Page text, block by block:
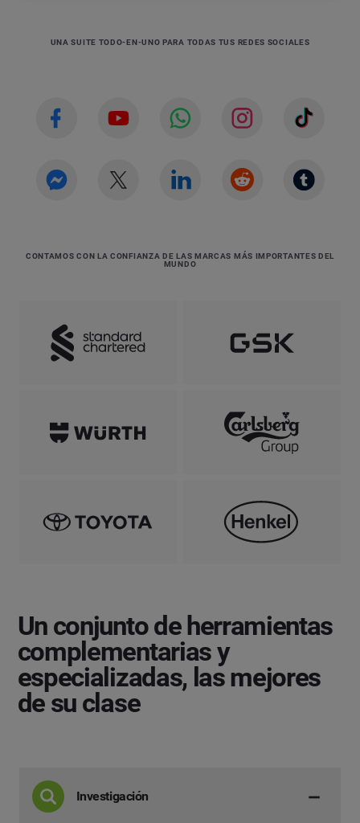
UNA SUITE TODO-EN-UNO PARA TODAS TUS REDES SOCIALES
CONTAMOS CON LA CONFIANZA DE LAS MARCAS MÁS IMPORTANTES DEL
MUNDO
Un conjunto de herramientas
complementarias y
especializadas, las mejores
de su clase
Investigación